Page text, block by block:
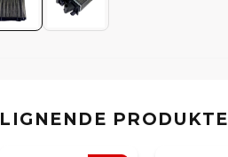
LIGNENDE